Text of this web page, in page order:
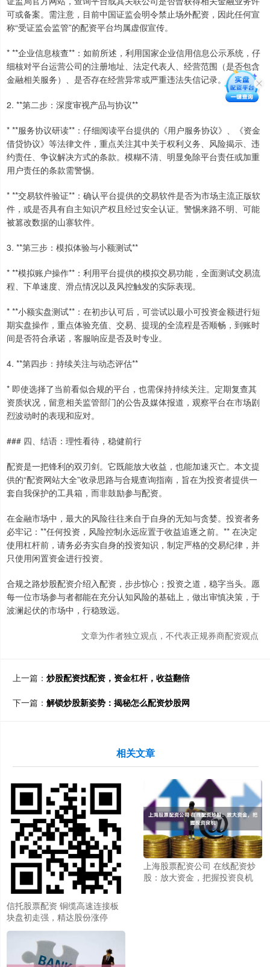
可或备案。需注意，目前中国证监会明令禁止场外配资，因此任何宣
称“受证监会监管”的配资平台均属虚假宣传。
* **企业信息核查**：如前所述，利用国家企业信用信息公示系统，仔
细核对平台运营公司的注册地址、法定代表人、经营范围（是否包含
金融相关服务）、是否存在经营异常或严重违法失信记录。
2. **第二步：深度审视产品与协议**
* **服务协议研读**：仔细阅读平台提供的《用户服务协议》、《资金
借贷协议》等法律文件，重点关注其中关于权利义务、风险揭示、违
约责任、争议解决方式的条款。模糊不清、明显免除平台责任或加重
用户责任的条款需警惕。
* **交易软件验证**：确认平台提供的交易软件是否为市场主流正版软
件，或是否具有自主知识产权且经过安全认证。警惕来路不明、可能
被篡改数据的山寨软件。
3. **第三步：模拟体验与小额测试**
* **模拟账户操作**：利用平台提供的模拟交易功能，全面测试交易流
程、下单速度、滑点情况以及风控触发的实际表现。
* **小额实盘测试**：在初步认可后，可尝试以最小可投资金额进行短
期实盘操作，重点体验充值、交易、提现的全流程是否顺畅，到账时
间是否符合承诺，客服响应是否及时专业。
4. **第四步：持续关注与动态评估**
* 即使选择了当前看似合规的平台，也需保持持续关注。定期复查其
资质状况，留意相关监管部门的公告及媒体报道，观察平台在市场剧
烈波动时的表现和应对。
### 四、结语：理性看待，稳健前行
配资是一把锋利的双刃剑。它既能放大收益，也能加速灭亡。本文提
供的“配资网站大全”收录思路与合规查询指南，旨在为投资者提供一
套自我保护的工具箱，而非鼓励参与配资。
在金融市场中，最大的风险往往来自于自身的无知与贪婪。投资者务
必牢记：**任何投资，风险控制永远应置于收益追逐之前。** 在决定
使用杠杆前，请务必夯实自身的投资知识，制定严格的交易纪律，并
只使用闲置资金进行投资。
合规之路炒股配资介绍入配资，步步惊心；投资之道，稳字当头。愿
每一位市场参与者都能在充分认知风险的基础上，做出审慎决策，于
波澜起伏的市场中，行稳致远。
文章为作者独立观点，不代表正规券商配资观点
上一篇： 炒股配资找配资，资金杠杆，收益翻倍
下一篇： 解锁炒股新姿势：揭秘怎么配资炒股网
相关文章
信托股票配资 铜缆高速连接板
块盘初走强，精达股份涨停
上海股票配资公司 在线配资炒
股：放大资金，把握投资良机